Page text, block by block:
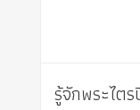
รู้จักพระไต